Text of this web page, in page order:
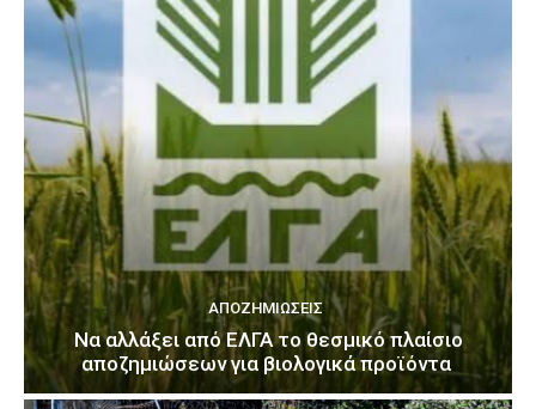
ΑΠΟΖΗΜΙΏΣΕΙΣ
Να αλλάξει από ΕΛΓΑ το θεσμικό πλαίσιο
αποζημιώσεων για βιολογικά προϊόντα